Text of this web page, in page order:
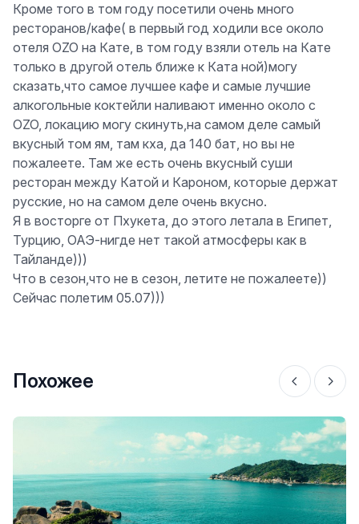
Кроме того в том году посетили очень много
ресторанов/кафе( в первый год ходили все около
отеля OZO на Кате, в том году взяли отель на Кате
только в другой отель ближе к Ката ной)могу
сказать,что самое лучшее кафе и самые лучшие
алкогольные коктейли наливают именно около с
OZO, локацию могу скинуть,на самом деле самый
вкусный том ям, там кха, да 140 бат, но вы не
пожалеете. Там же есть очень вкусный суши
ресторан между Катой и Кароном, которые держат
русские, но на самом деле очень вкусно.
Я в восторге от Пхукета, до этого летала в Египет,
Турцию, ОАЭ-нигде нет такой атмосферы как в
Тайланде)))
Что в сезон,что не в сезон, летите не пожалеете))
Сейчас полетим 05.07)))
Похожее